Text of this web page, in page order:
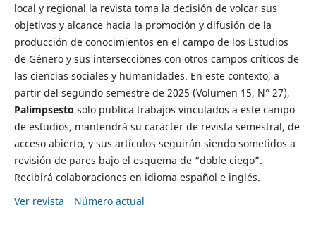
local y regional la revista toma la decisión de volcar sus
objetivos y alcance hacia la promoción y difusión de la
producción de conocimientos en el campo de los Estudios
de Género y sus intersecciones con otros campos críticos de
las ciencias sociales y humanidades. En este contexto, a
partir del segundo semestre de 2025 (Volumen 15, N° 27),
Palimpsesto solo publica trabajos vinculados a este campo
de estudios, mantendrá su carácter de revista semestral, de
acceso abierto, y sus artículos seguirán siendo sometidos a
revisión de pares bajo el esquema de “doble ciego”.
Recibirá colaboraciones en idioma español e inglés.
Ver revista
Número actual